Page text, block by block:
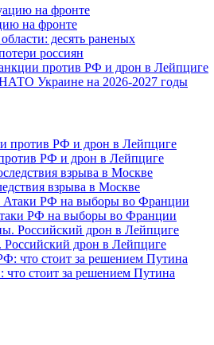
на фронте
десять раненых
россиян
против РФ и дрон в Лейпциге
Украине на 2026-2027 годы
РФ и дрон в Лейпциге
взрыва в Москве
РФ на выборы во Франции
дрон в Лейпциге
стоит за решением Путина